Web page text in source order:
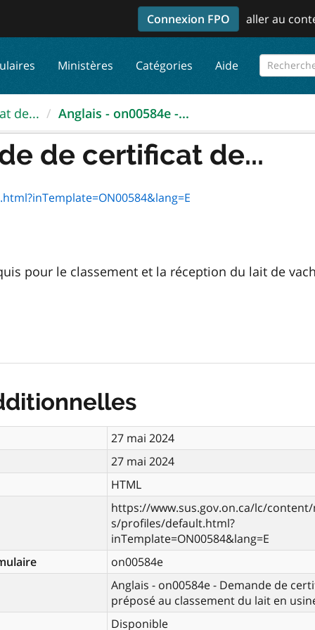
Connexion FPO aller au
Ministères Catégories Aide
de... Anglais - on00584e -...
de certificat de...
pour le classement et la réception du lait de
27 mai 2024
27 mai 2024
HTML
https://www.sus.gov.on.ca/lc/
s/profiles/default.html?
inTemplate=ON00584&lang=E
on00584e
Anglais - on00584e - Demande de
préposé au classement du lait en
Disponible